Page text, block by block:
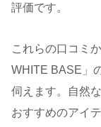
評価です。
これらの口コミ
WHITE BASE」
伺えます。自然
おすすめのアイ